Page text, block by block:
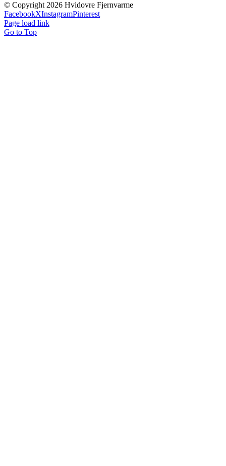
© Copyright 2026 Hvidovre Fjernvarme
FacebookXInstagramPinterest
Page load link
Go to Top